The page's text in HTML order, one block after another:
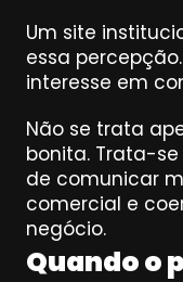
Um site
essa
interesse em
Não se trata
bonita. Trata-
de comunicar
comercial e
negócio.
Quando o